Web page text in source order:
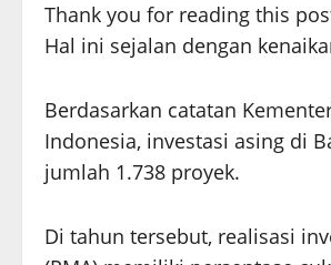
Thank you for reading this
Hal ini sejalan dengan
Berdasarkan catatan
Indonesia, investasi asing di
jumlah 1.738 proyek.
Di tahun tersebut, realisasi